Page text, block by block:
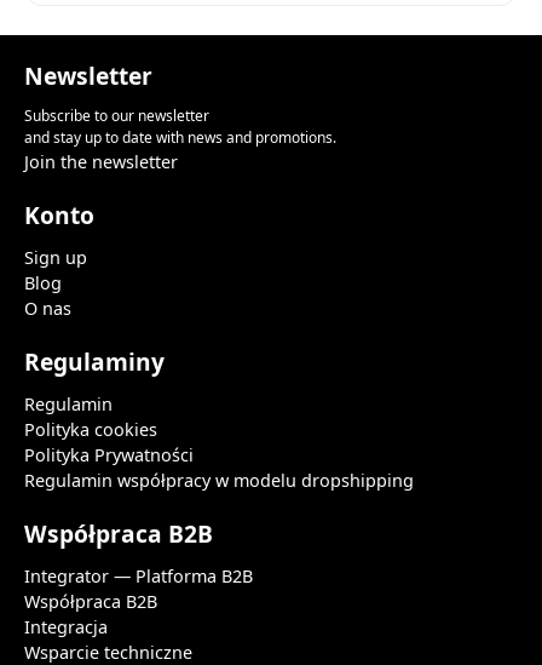
Newsletter
Subscribe to our newsletter
and stay up to date with news and promotions.
Join the newsletter
Konto
Sign up
Blog
O nas
Regulaminy
Regulamin
Polityka cookies
Polityka Prywatności
Regulamin współpracy w modelu dropshipping
Współpraca B2B
Integrator — Platforma B2B
Współpraca B2B
Integracja
Wsparcie techniczne